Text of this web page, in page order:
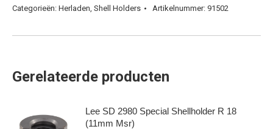
Categorieën: Herladen, Shell Holders Artikelnummer: 91502
Gerelateerde producten
Lee SD 2980 Special Shellholder R 18
(11mm Msr)